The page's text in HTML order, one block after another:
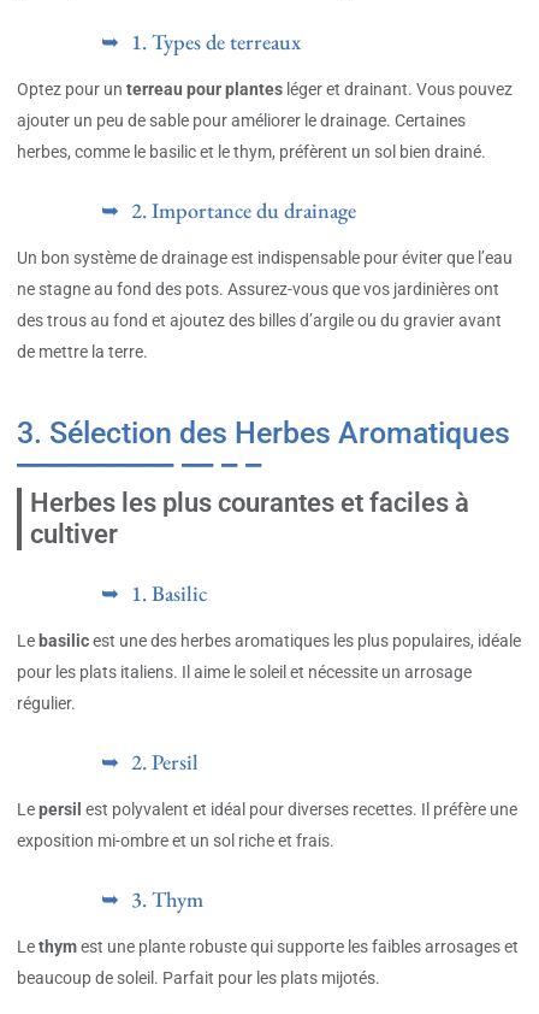
1. Types de terreaux
Optez pour un terreau pour plantes léger et drainant. Vous pouvez
ajouter un peu de sable pour améliorer le drainage. Certaines
herbes, comme le basilic et le thym, préfèrent un sol bien drainé.
2. Importance du drainage
Un bon système de drainage est indispensable pour éviter que l’eau
ne stagne au fond des pots. Assurez-vous que vos jardinières ont
des trous au fond et ajoutez des billes d’argile ou du gravier avant
de mettre la terre.
3. Sélection des Herbes Aromatiques
Herbes les plus courantes et faciles à
cultiver
1. Basilic
Le basilicest une des herbes aromatiques les plus populaires, idéale
pour les plats italiens. Il aime le soleil et nécessite un arrosage
régulier.
2. Persil
Lepersil est polyvalent et idéal pour diverses recettes. Il préfère une
exposition mi-ombre et un sol riche et frais.
3. Thym
Lethymest une plante robuste qui supporte les faibles arrosages et
beaucoup de soleil. Parfait pour les plats mijotés.